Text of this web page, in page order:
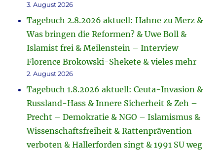
3. August 2026
Tagebuch 2.8.2026 aktuell: Hahne zu Merz &
Was bringen die Reformen? & Uwe Boll &
Islamist frei & Meilenstein – Interview
Florence Brokowski-Shekete & vieles mehr
2. August 2026
Tagebuch 1.8.2026 aktuell: Ceuta-Invasion &
Russland-Hass & Innere Sicherheit & Zeh –
Precht – Demokratie & NGO – Islamismus &
Wissenschaftsfreiheit & Rattenprävention
verboten & Hallerforden singt & 1991 SU weg